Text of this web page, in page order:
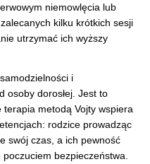
niemowlęcia lub
kilku krótkich sesji
utrzymać ich wyższy
i
osoby dorosłej. Jest to
metodą Vojty wspiera
rodzice prowadząc
swój czas, a ich pewność
bezpieczeństwa.